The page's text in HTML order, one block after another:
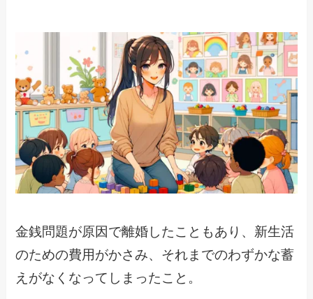
金銭問題が原因で離婚したこともあり、新生活
のための費用がかさみ、それまでのわずかな蓄
えがなくなってしまったこと。